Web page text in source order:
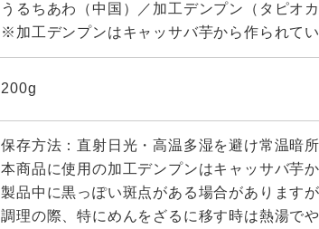
うるちあわ（中国）／加工デンプン（タピオカ
※加工デンプンはキャッサバ芋から作られてい
200g
保存方法：直射日光・高温多湿を避け常温暗
本商品に使用の加工デンプンはキャッサバ芋
製品中に黒っぽい斑点がある場合があります
調理の際、特にめんをざるに移す時は熱湯で